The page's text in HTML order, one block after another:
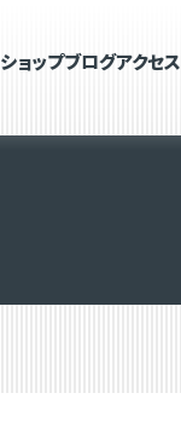
ショップブログアクセス